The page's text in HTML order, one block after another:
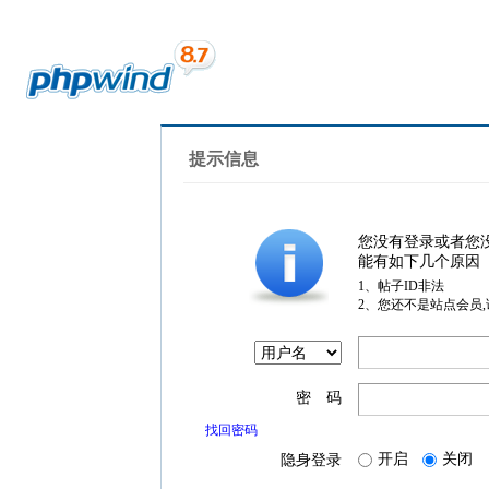
提示信息
您没有登录或者您
能有如下几个原因
1、帖子ID非法
2、您还不是站点会员
密 码
找回密码
隐身登录 开启 关闭